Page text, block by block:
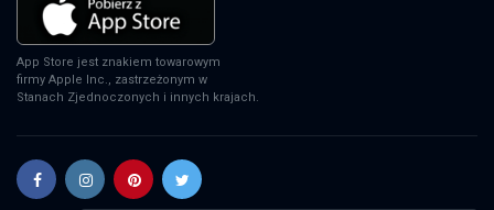
App Store jest znakiem towarowym
firmy Apple Inc., zastrzeżonym w
Stanach Zjednoczonych i innych krajach.